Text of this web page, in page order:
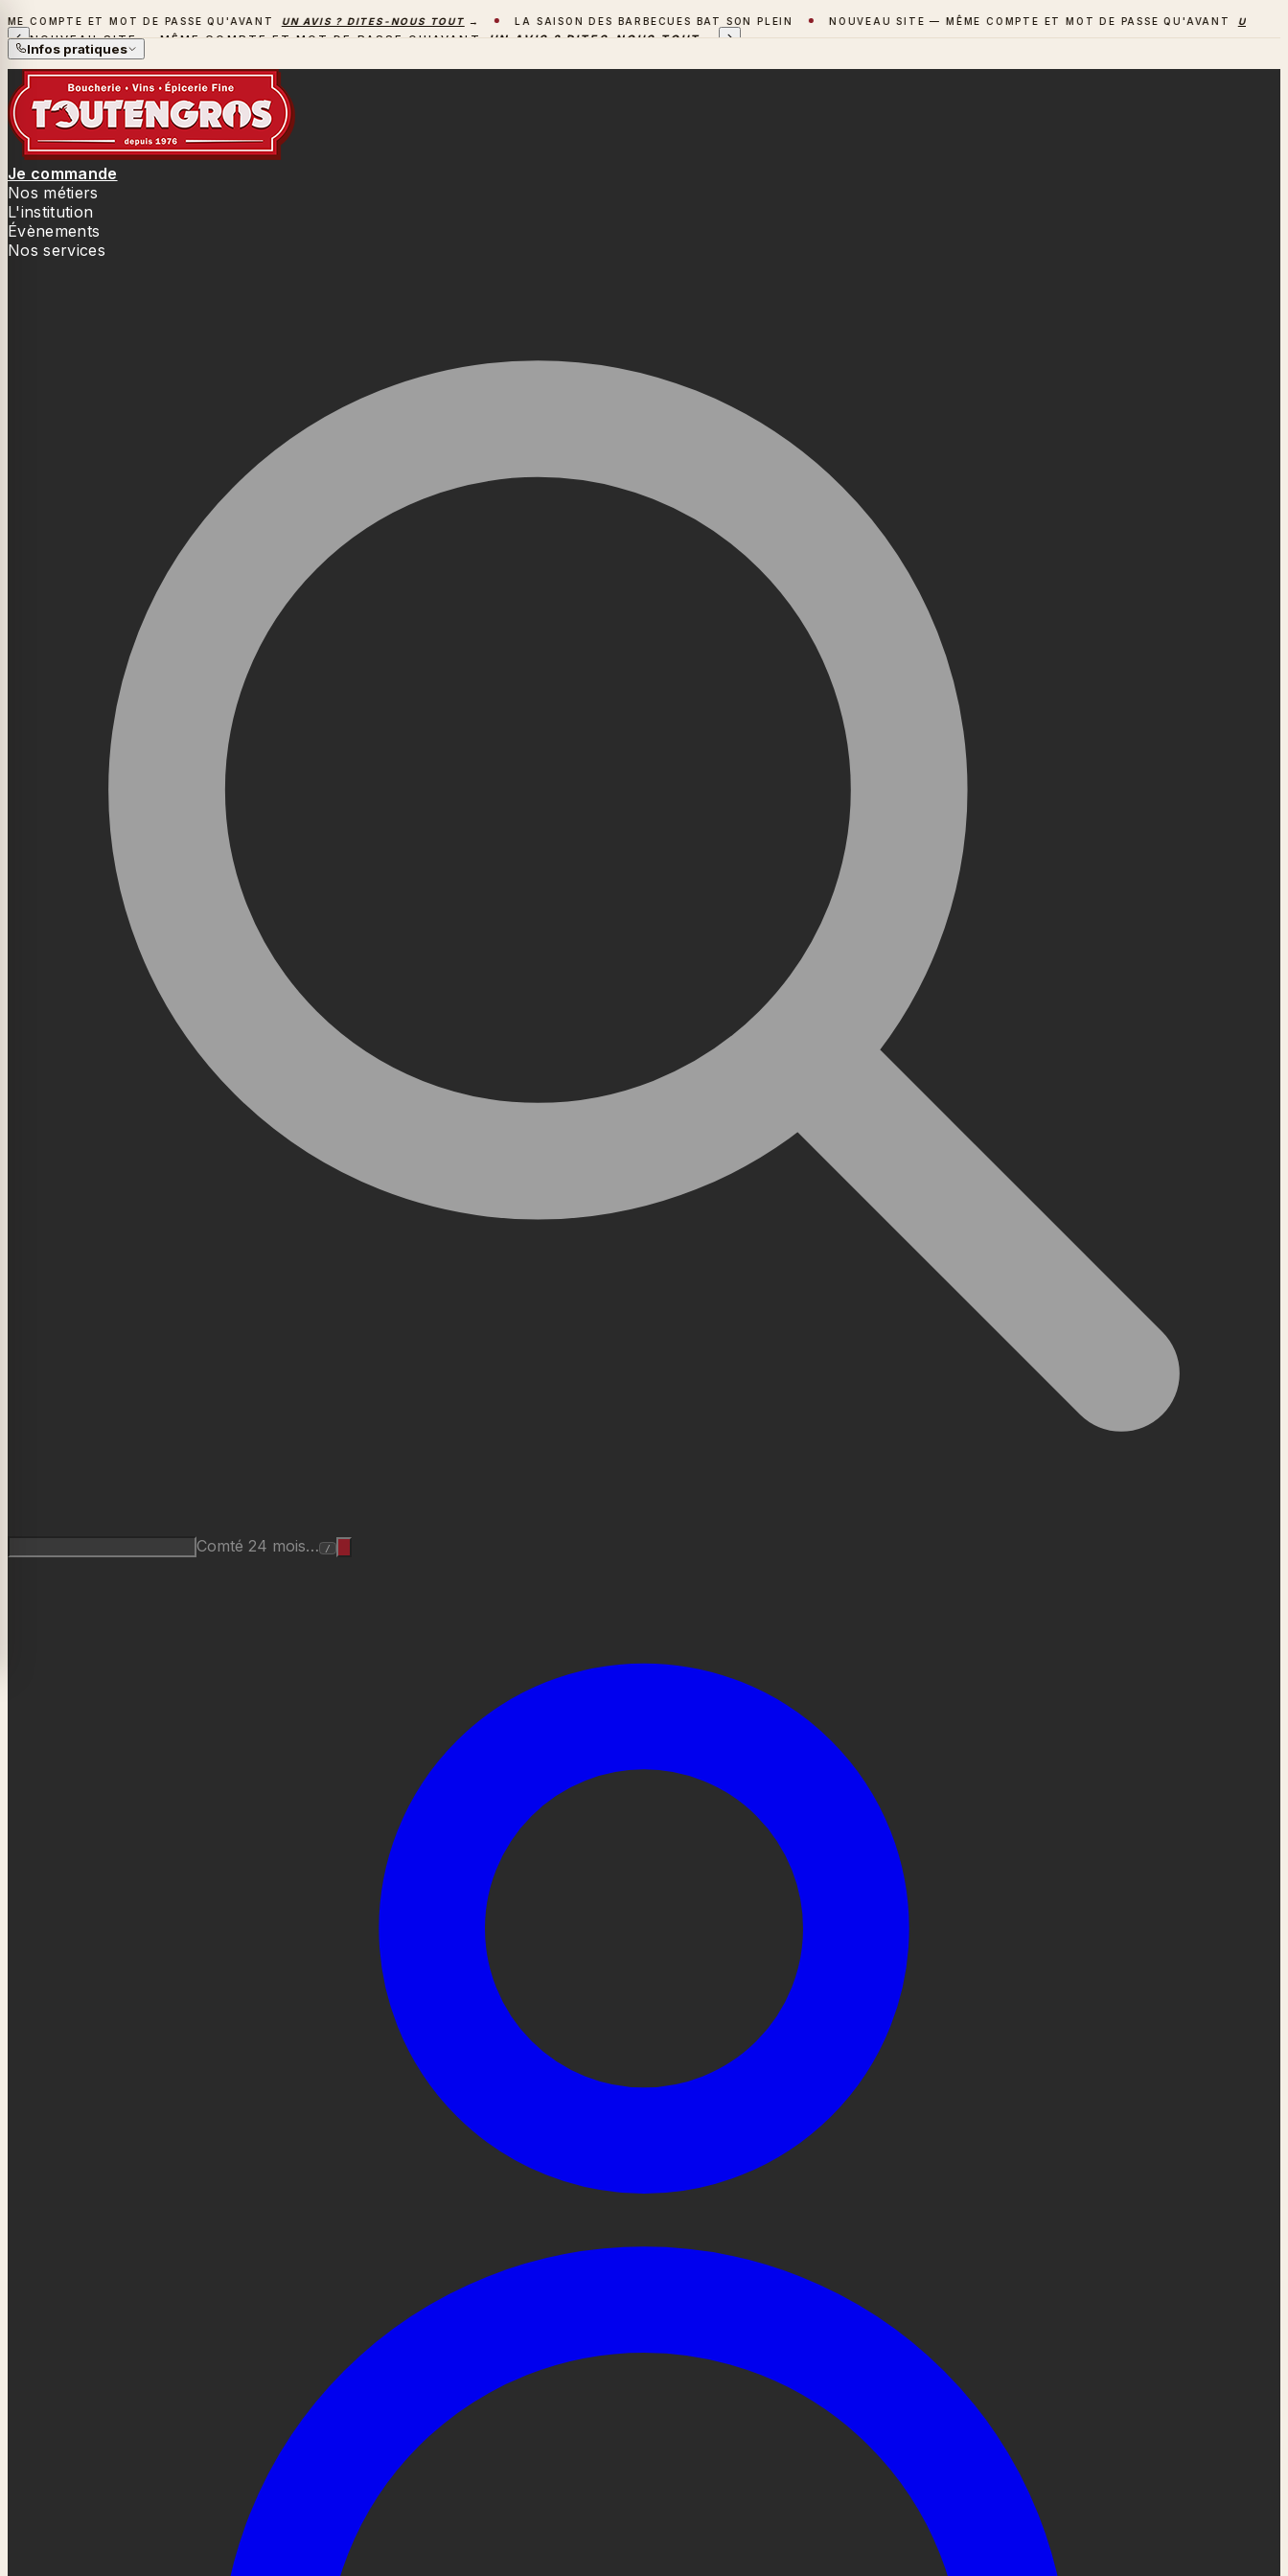
ET MOT DE PASSE QU'AVANT UN AVIS ? DITES-NOUS TOUT → LA SAISON DES BARBECUES BAT SON PLEIN NOUVEAU SITE — MÊME COMPTE ET MOT DE PASSE QU'AVANT UN AVIS ?
NOUVEAU SITE — MÊME COMPTE ET MOT DE PASSE QU'AVANT UN AVIS ? DITES-NOUS TOUT →
Infos pratiques
Je commande
Nos métiers
L'institution
Évènements
Nos services
Comté 24 mois… /